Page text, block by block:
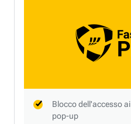
Blocco dell'accesso
pop-up